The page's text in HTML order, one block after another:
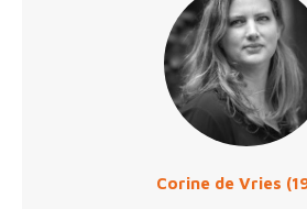
Corine de Vries